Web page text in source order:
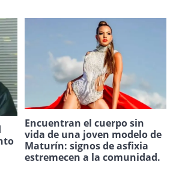
Encuentran el cuerpo sin
vida de una joven modelo de
Maturín: signos de asfixia
estremecen a la comunidad.